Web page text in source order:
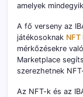
amelyek
A fő verseny az
játékosoknak NFT
mérkőzésekre
Marketplace
szerezhetnek
Az NFT-k és az